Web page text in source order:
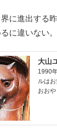
に進出する
に違いない。
大山
1990
ルはお
おお